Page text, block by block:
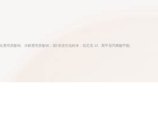
明质酸钠、水解透明质酸钠；3阶渐进控油粉体：指尼龙-12、聚甲基丙烯酸甲酯、